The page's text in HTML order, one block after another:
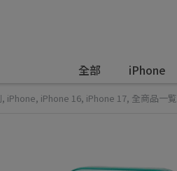
全部 iPhone
, iPhone, iPhone 16, iPhone 17, 全商品一覧